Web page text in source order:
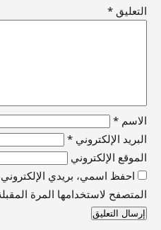
التعليق *
الاسم *
البريد الإلكتروني *
الموقع الإلكتروني
احفظ اسمي، بريدي
المتصفح لاستخدامها المرة